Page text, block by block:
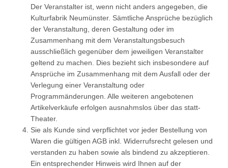
Der Veranstalter ist, wenn nicht anders angegeben, die
Kulturfabrik Neumünster. Sämtliche Ansprüche bezüglich
der Veranstaltung, deren Gestaltung oder im
Zusammenhang mit dem Veranstaltungsbesuch
ausschließlich gegenüber dem jeweiligen Veranstalter
geltend zu machen. Dies bezieht sich insbesondere auf
Ansprüche im Zusammenhang mit dem Ausfall oder der
Verlegung einer Veranstaltung oder
Programmänderungen. Alle weiteren angebotenen
Artikelverkäufe erfolgen ausnahmslos über das statt-
Theater.
Sie als Kunde sind verpflichtet vor jeder Bestellung von
Waren die gültigen AGB inkl. Widerrufsrecht gelesen und
verstanden zu haben sowie als bindend zu akzeptieren.
Ein entsprechender Hinweis wird Ihnen auf der